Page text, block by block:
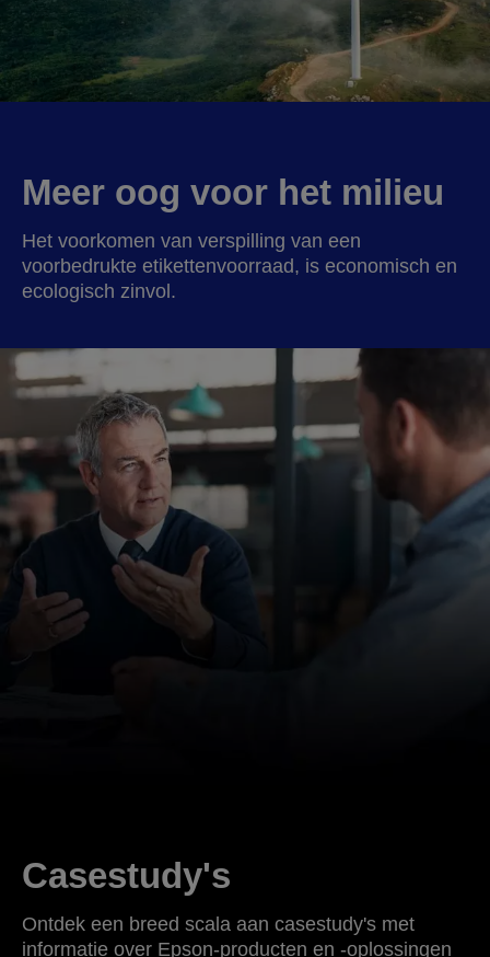
Meer oog voor het milieu
Het voorkomen van verspilling van een
voorbedrukte etikettenvoorraad, is economisch en
ecologisch zinvol.
Casestudy's
Ontdek een breed scala aan casestudy's met
informatie over Epson-producten en -oplossingen